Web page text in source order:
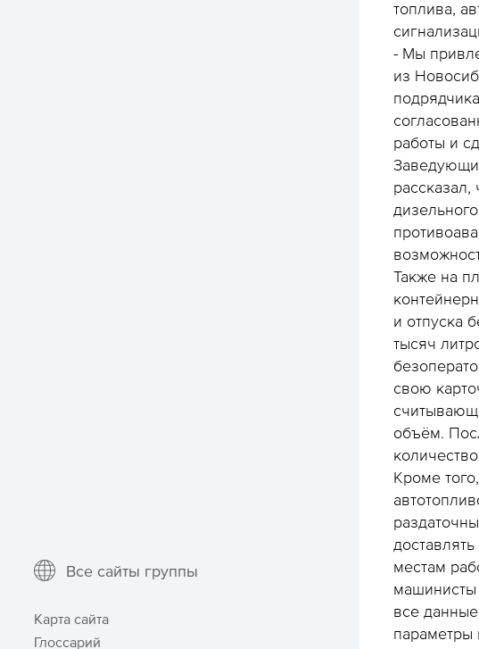
Все сайты группы
Карта сайта
Глоссарий
топлива,
- Мы
из
работы и
Также на
и отпуска
тысяч
свою
объём.
Кроме
местам
машинисты
все
параметры